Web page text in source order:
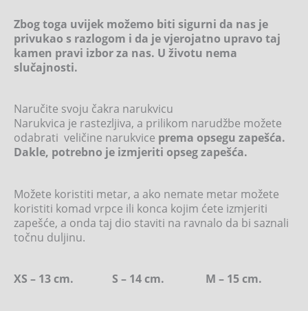
Zbog toga uvijek možemo biti sigurni da nas je
privukao s razlogom i da je vjerojatno upravo taj
kamen pravi izbor za nas. U životu nema
slučajnosti.
Naručite svoju čakra narukvicu
Narukvica je rastezljiva, a prilikom narudžbe možete
odabrati veličine narukvice prema opsegu zapešća.
Dakle, potrebno je izmjeriti opseg zapešća.
Možete koristiti metar, a ako nemate metar možete
koristiti komad vrpce ili konca kojim ćete izmjeriti
zapešće, a onda taj dio staviti na ravnalo da bi saznali
točnu duljinu.
XS – 13 cm. S – 14 cm. M – 15 cm.